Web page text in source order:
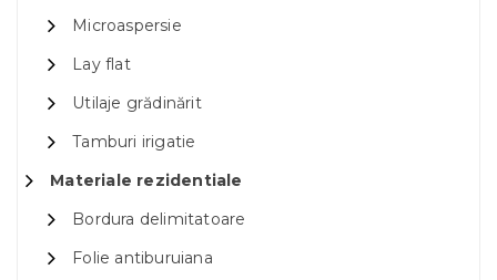
Microaspersie
Lay flat
Utilaje grădinărit
Tamburi irigatie
Materiale rezidentiale
Bordura delimitatoare
Folie antiburuiana